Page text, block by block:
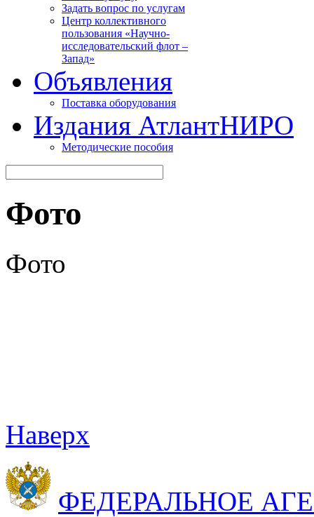
Задать вопрос по услугам
Центр коллективного
пользования «Научно-
исследовательский флот –
Запад»
Объявления
Поставка оборудования
Издания АтлантНИРО
Методические пособия
Фото
Фото
Наверх
ФЕДЕРАЛЬНОЕ